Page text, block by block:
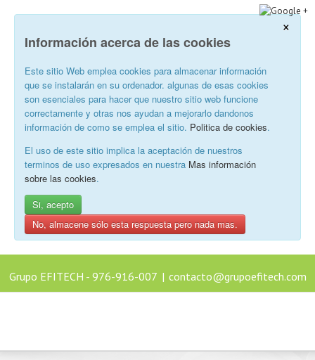
×
Información acerca de las cookies
Este sitio Web emplea cookies para almacenar información
que se instalarán en su ordenador. algunas de esas cookies
son esenciales para hacer que nuestro sitio web funcione
correctamente y otras nos ayudan a mejorarlo dandonos
información de como se emplea el sitio. Politica de cookies.
El uso de este sitio implica la aceptación de nuestros
terminos de uso expresados en nuestra Mas información
sobre las cookies.
Si, acepto
No, almacene sólo esta respuesta pero nada mas.
Grupo EFITECH - 976-916-007 | contacto@grupoefitech.com